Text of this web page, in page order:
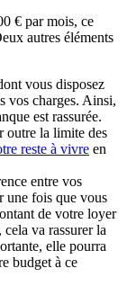
€ par mois, ce
autres éléments
vous disposez
vos charges. Ainsi,
est rassurée.
outre la limite des
reste à vivre en
entre vos
une fois que vous
de votre loyer
va rassurer la
elle pourra
budget à ce